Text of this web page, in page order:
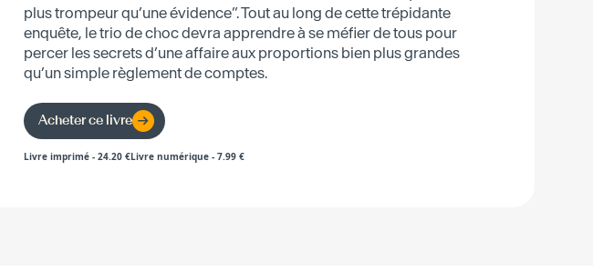
plus trompeur qu’une évidence”. Tout au long de cette trépidante
enquête, le trio de choc devra apprendre à se méfier de tous pour
percer les secrets d’une affaire aux proportions bien plus grandes
qu’un simple règlement de comptes.
Acheter ce livre
Livre imprimé - 24.20 €Livre numérique - 7.99 €